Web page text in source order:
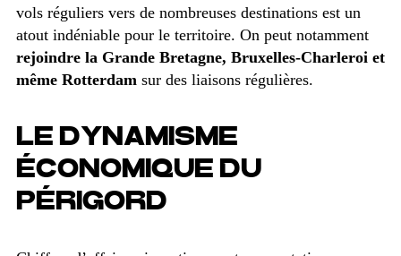
vols réguliers vers de nombreuses destinations est un
atout indéniable pour le territoire. On peut notamment
rejoindre la Grande Bretagne, Bruxelles-Charleroi et
même Rotterdam sur des liaisons régulières.
LE DYNAMISME
ÉCONOMIQUE DU
PÉRIGORD